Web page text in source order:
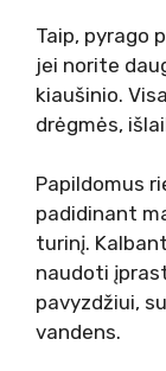
Taip, pyrago
jei norite
kiaušinio.
drėgmės,
Papildomus
padidinant
turinį.
naudoti
pavyzdžiui,
vandens.